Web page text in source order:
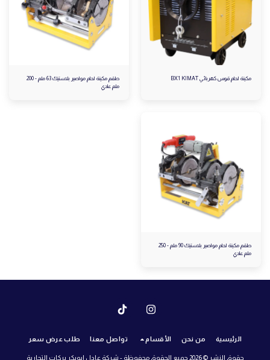
مكينة لحام قوس كهربائي BX1 KIMAT
طقم مكينة لحام مواصير بلاستيك 63 ملم - 200
ملم عادي
طقم مكينة لحام مواصير بلاستيك 90 ملم - 250
ملم عادي
الرئيسية من نحن الأقسام تواصل معنا طلب عرض سعر
حقوق النشر © 2026 جميع الحقوق محفوظة - شركة عادل ابوبكر بركات التجارية